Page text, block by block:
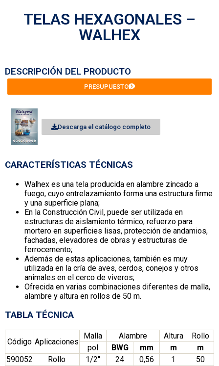
TELAS HEXAGONALES –
WALHEX
DESCRIPCIÓN DEL PRODUCTO
PRESUPUESTO
Descarga el catálogo completo
CARACTERÍSTICAS TÉCNICAS
Walhex es una tela producida en alambre zincado a
fuego, cuyo entrelazamiento forma una estructura firme
y una superficie plana;
En la Construcción Civil, puede ser utilizada en
estructuras de aislamiento térmico, refuerzo para
mortero en superficies lisas, protección de andamios,
fachadas, elevadores de obras y estructuras de
ferrocemento;
Además de estas aplicaciones, también es muy
utilizada en la cría de aves, cerdos, conejos y otros
animales en el cerco de viveros;
Ofrecida en varias combinaciones diferentes de malla,
alambre y altura en rollos de 50 m.
TABLA TÉCNICA
Código Aplicaciones
Malla Alambre Altura
Rollo
pol
BWG mm m
m
590052
Rollo 1/2″ 24 0,56 1
50